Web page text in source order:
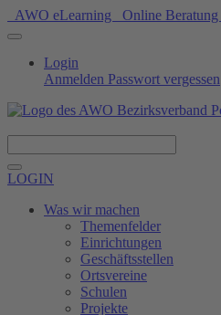
AWO eLearning Online Beratung
Login
Anmelden Passwort vergessen
LOGIN
Was wir machen
Themenfelder
Einrichtungen
Geschäftsstellen
Ortsvereine
Schulen
Projekte